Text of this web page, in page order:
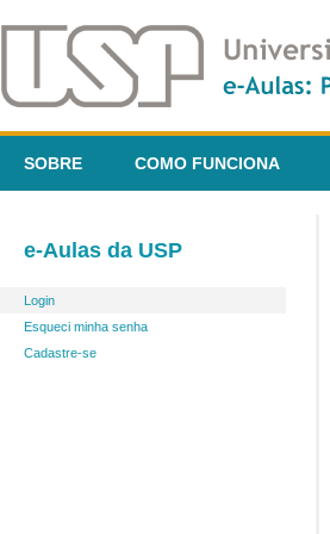
SOBRE COMO FUNCIONA
e-Aulas da USP
Login
Esqueci minha senha
Cadastre-se